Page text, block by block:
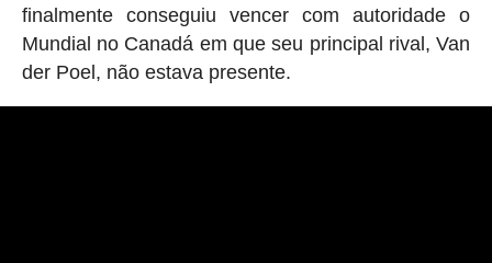
finalmente conseguiu vencer com autoridade o
Mundial no Canadá em que seu principal rival, Van
der Poel, não estava presente.